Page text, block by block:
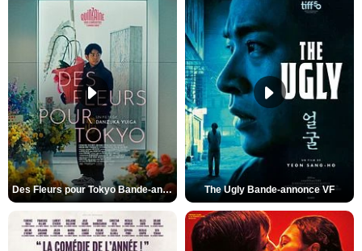
Des Fleurs pour Tokyo Bande-annonce VO STFR The Ugly Bande-annonce VF